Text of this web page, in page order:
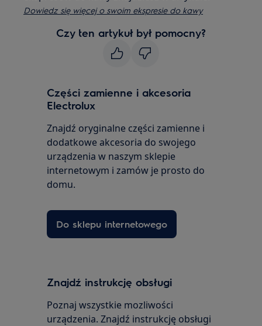
Dowiedz się więcej o swoim ekspresie do kawy
Czy ten artykuł był pomocny?
Części zamienne i akcesoria
Electrolux
Znajdź oryginalne części zamienne i
dodatkowe akcesoria do swojego
urządzenia w naszym sklepie
internetowym i zamów je prosto do
domu.
Do sklepu internetowego
Znajdź instrukcję obsługi
Poznaj wszystkie mozliwości
urządzenia. Znajdź instrukcję obsługi